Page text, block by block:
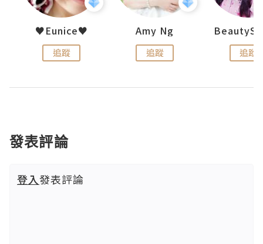
♥Eunice♥
追蹤
Amy Ng
追蹤 追蹤
發表評論
登入發表評論